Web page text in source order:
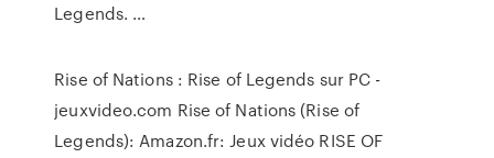
Legends. …
Rise of Nations : Rise of Legends sur PC -
jeuxvideo.com Rise of Nations (Rise of
Legends): Amazon.fr: Jeux vidéo RISE OF